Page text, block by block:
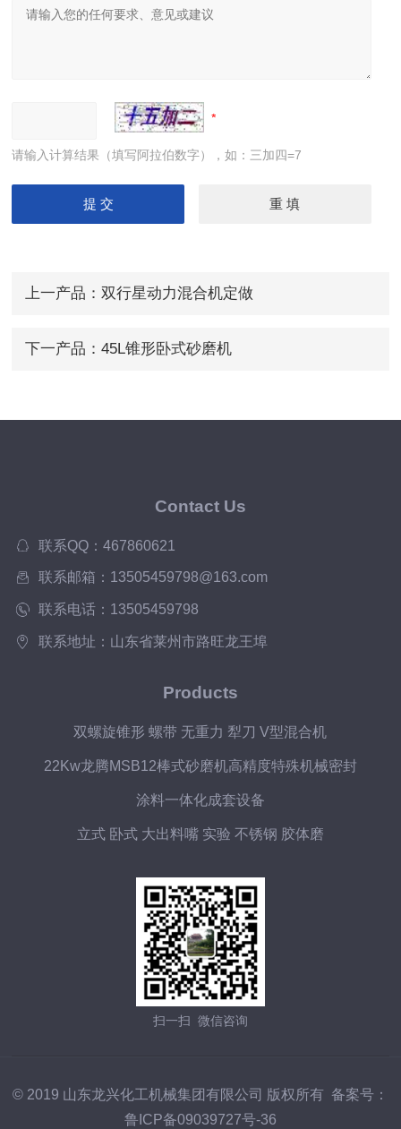
请输入计算结果（填写阿拉伯数字），如：三加四=7
上一产品： 双行星动力混合机定做
下一产品： 45L锥形卧式砂磨机
Contact Us
联系QQ：467860621
联系邮箱：13505459798@163.com
联系电话：13505459798
联系地址：山东省莱州市路旺龙王埠
Products
双螺旋锥形 螺带 无重力 犁刀 V型混合机
22Kw龙腾MSB12棒式砂磨机高精度特殊机械密封
涂料一体化成套设备
立式 卧式 大出料嘴 实验 不锈钢 胶体磨
扫一扫 微信咨询
© 2019 山东龙兴化工机械集团有限公司 版权所有 备案号：
鲁ICP备09039727号-36